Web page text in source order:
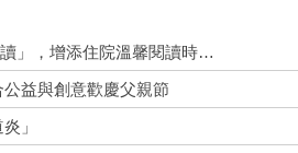
仁愛長庚與臺中市親子館合作推動「親子共讀」，增添住院溫馨閱讀時光
益與創意歡慶父親節
」